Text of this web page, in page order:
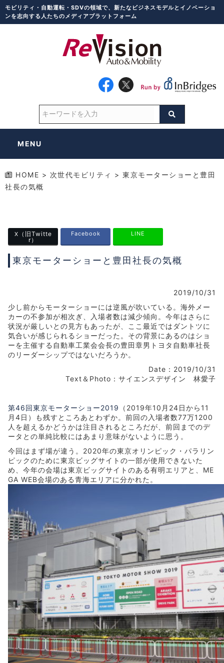
モビリティ・自動運転・SDVの領域で、新たなビジネスモデルとイノベーショ
ンを志向する人たちのメディアプラットフォーム
MENU
HOME > 次世代モビリティ > 東京モーターショーと豊田
社長の気概
X （旧Twitte
r）
Facebook LINE
東京モーターショーと豊田社長の気概
2019/10/31
少し前からモーターショーには逆風が吹いている。海外メー
カーの不参加が相次ぎ、入場者数は減少傾向。今年はさらに
状況が厳しいとの見方もあったが、ここ最近ではダントツに
気合いが感じられるショーだった。その背景にあるのはショ
ーを主催する自動車工業会会長の豊田章男トヨタ自動車社長
のリーダーシップではないだろうか。
Date：2019/10/31
Text＆Photo：サイエンスデザイン 林愛子
第46回東京モーターショー2019
（2019年10月24日から11
月4日）も残すところあとわずか。前回の入場者数77万1200
人を超えるかどうかは注目されるところだが、前回までのデ
ータとの単純比較にはあまり意味がないように思う。
今回はまず場が違う。2020年の東京オリンピック・パラリン
ピックのために東京ビッグサイトの一部が使用できないた
め、今年の会場は東京ビッグサイトのある有明エリアと、ME
GA WEB会場のある青海エリアに分かれた。